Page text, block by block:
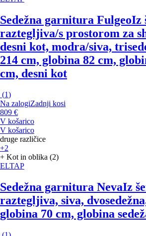
Sedežna garnitura FulgeoIz
raztegljiva/s prostorom za
desni kot, modra/siva,
214 cm, globina 82 cm,
cm, desni kot
(1)
Na zalogiZadnji kosi
809 €
V košarico
V košarico
druge različice
+2
+ Kot in oblika (2)
ELTAP
Sedežna garnitura NevaIz
raztegljiva, siva,
globina 70 cm, globina